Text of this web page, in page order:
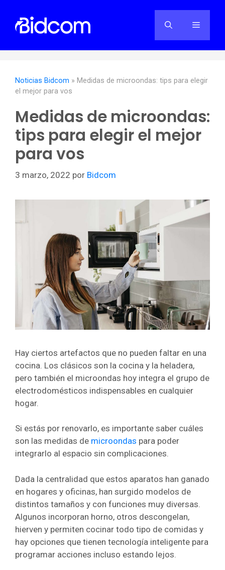
contenido
Menú
Noticias Bidcom » Medidas de microondas: tips para elegir
el mejor para vos
Medidas de microondas:
tips para elegir el mejor
para vos
3 marzo, 2022 por Bidcom
Hay ciertos artefactos que no pueden faltar en una
cocina. Los clásicos son la cocina y la heladera,
pero también el microondas hoy integra el grupo de
electrodomésticos indispensables en cualquier
hogar.
Si estás por renovarlo, es importante saber cuáles
son las medidas de microondas para poder
integrarlo al espacio sin complicaciones.
Dada la centralidad que estos aparatos han ganado
en hogares y oficinas, han surgido modelos de
distintos tamaños y con funciones muy diversas.
Algunos incorporan horno, otros descongelan,
hierven y permiten cocinar todo tipo de comidas y
hay opciones que tienen tecnología inteligente para
programar acciones incluso estando lejos.